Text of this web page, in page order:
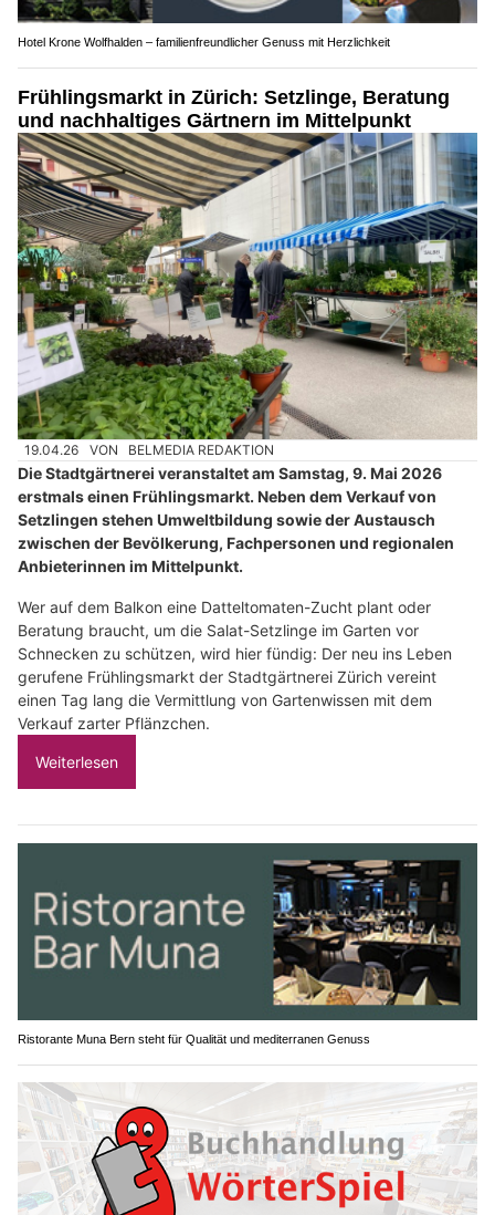
Hotel Krone Wolfhalden – familienfreundlicher Genuss mit Herzlichkeit
Frühlingsmarkt in Zürich: Setzlinge, Beratung
und nachhaltiges Gärtnern im Mittelpunkt
19.04.26 VON BELMEDIA REDAKTION
Die Stadtgärtnerei veranstaltet am Samstag, 9. Mai 2026
erstmals einen Frühlingsmarkt. Neben dem Verkauf von
Setzlingen stehen Umweltbildung sowie der Austausch
zwischen der Bevölkerung, Fachpersonen und regionalen
Anbieterinnen im Mittelpunkt.
Wer auf dem Balkon eine Datteltomaten-Zucht plant oder
Beratung braucht, um die Salat-Setzlinge im Garten vor
Schnecken zu schützen, wird hier fündig: Der neu ins Leben
gerufene Frühlingsmarkt der Stadtgärtnerei Zürich vereint
einen Tag lang die Vermittlung von Gartenwissen mit dem
Verkauf zarter Pflänzchen.
Weiterlesen
Ristorante Muna Bern steht für Qualität und mediterranen Genuss